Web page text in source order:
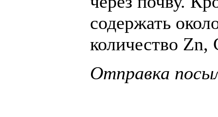
содержать
количество Zn,
Отправка